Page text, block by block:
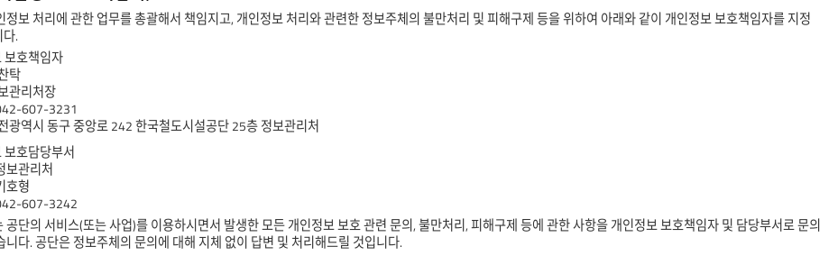
보 처리에 관한 업무를 총괄해서 책임지고, 개인정보 처리와 관련한 정보주체의 불만처리 및 피해구제 등을 위하여 아래와 같이 개인정보 보호책임자를 지정
.
보호책임자
탁
관리처장
607-3231
광역시 동구 중앙로 242 한국철도시설공단 25층 정보관리처
보호담당부서
보관리처
호형
607-3242
단의 서비스(또는 사업)를 이용하시면서 발생한 모든 개인정보 보호 관련 문의, 불만처리, 피해구제 등에 관한 사항을 개인정보 보호책임자 및 담당부서로 문의
니다. 공단은 정보주체의 문의에 대해 지체 없이 답변 및 처리해드릴 것입니다.